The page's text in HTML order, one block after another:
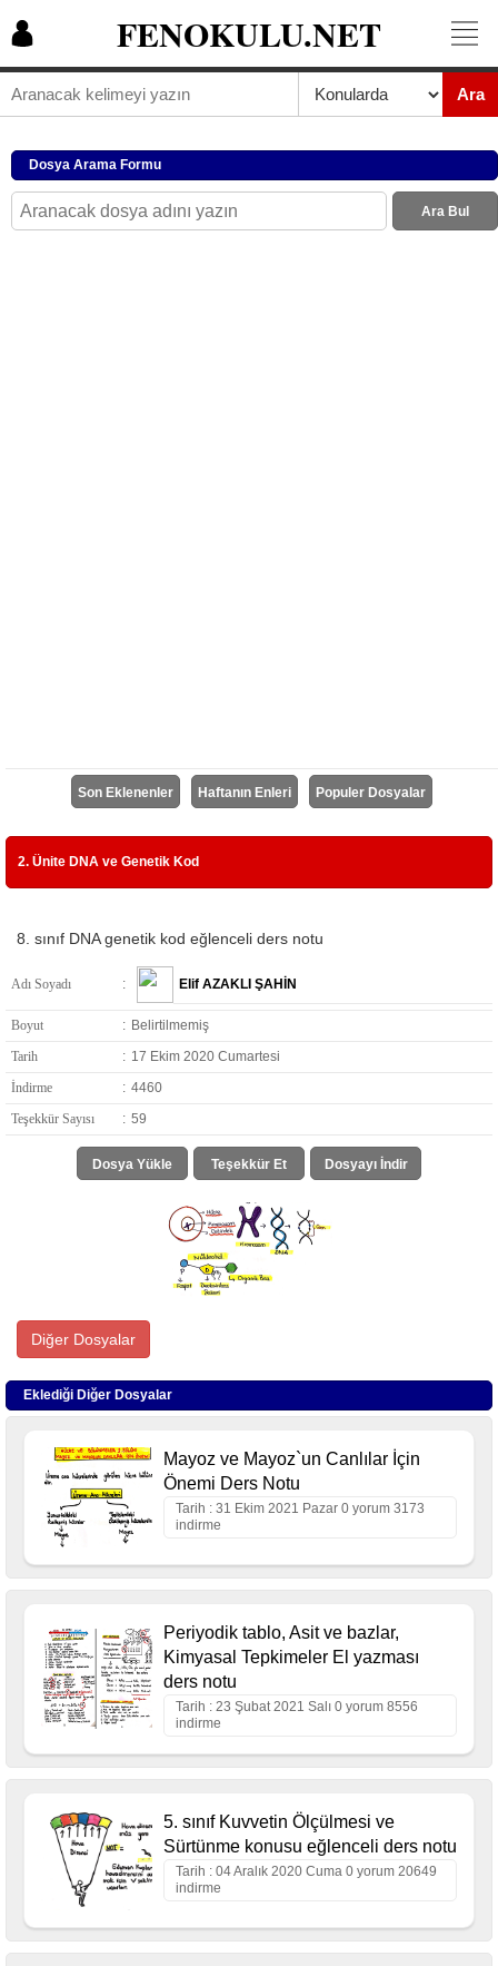
FENOKULU.NET
Ara
Dosya Arama Formu
Ara Bul
Son Eklenenler Haftanın Enleri Populer Dosyalar
2. Ünite DNA ve Genetik Kod
8. sınıf DNA genetik kod eğlenceli ders notu
Adı Soyadı : Elif AZAKLI ŞAHİN
Boyut : Belirtilmemiş
Tarih
: 17 Ekim 2020 Cumartesi
İndirme
: 4460
Teşekkür Sayısı
: 59
Dosya Yükle Teşekkür Et Dosyayı İndir
Diğer Dosyalar
Eklediği Diğer Dosyalar
Mayoz ve Mayoz`un Canlılar İçin
Önemi Ders Notu
Tarih : 31 Ekim 2021 Pazar 0 yorum 3173
indirme
Periyodik tablo, Asit ve bazlar,
Kimyasal Tepkimeler El yazması
ders notu
Tarih : 23 Şubat 2021 Salı 0 yorum 8556
indirme
5. sınıf Kuvvetin Ölçülmesi ve
Sürtünme konusu eğlenceli ders notu
Tarih : 04 Aralık 2020 Cuma 0 yorum 20649
indirme